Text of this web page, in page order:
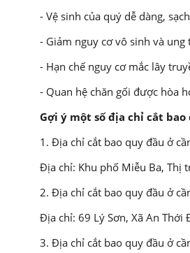
- Vệ sinh của quý dễ dàng,
- Giảm nguy cơ vô sinh và ung
- Hạn chế nguy cơ mắc lây
- Quan hệ chăn gối được hòa
Gợi ý một số địa chỉ cắt
1. Địa chỉ cắt bao quy đầu ở
Địa chỉ: Khu phố Miễu Ba, Thị
2. Địa chỉ cắt bao quy đầu ở
Địa chỉ: 69 Lý Sơn, Xã An Thới
3. Địa chỉ cắt bao quy đầu ở